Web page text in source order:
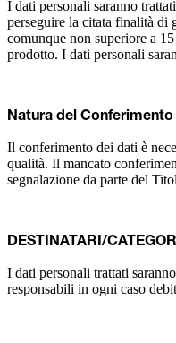
I dati personali saranno
perseguire la citata finalità di
comunque non superiore a
prodotto. I dati personali
Natura del Conferimento
Il conferimento dei dati è
qualità. Il mancato
segnalazione da parte del
DESTINATARI/
I dati personali trattati
responsabili in ogni caso